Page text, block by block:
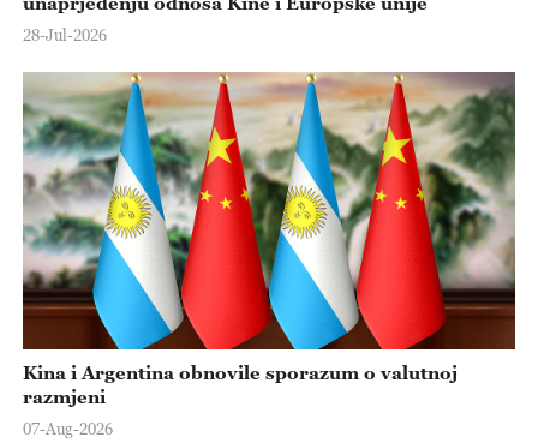
28-Jul-2026
Kina i Argentina obnovile sporazum o valutnoj
razmjeni
07-Aug-2026